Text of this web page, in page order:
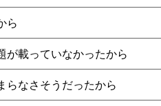
ら
が載っていなかったから
らなさそうだったから